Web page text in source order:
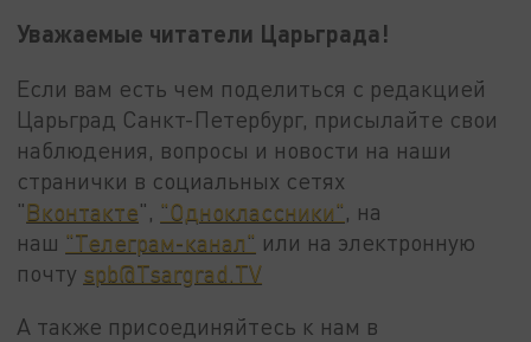
Уважаемые читатели Царьграда!
Если вам есть чем поделиться с редакцией
Царьград Санкт-Петербург, присылайте свои
наблюдения, вопросы и новости на наши
странички в социальных сетях
"Вконтакте", "Одноклассники" , на
наш "Телеграм-канал" или на электронную
почту spb@Tsargrad.TV
А также присоединяйтесь к нам в